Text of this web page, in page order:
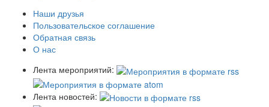
Наши друзья
Пользовательское соглашение
Обратная связь
О нас
Лента мероприятий:
Лента новостей: